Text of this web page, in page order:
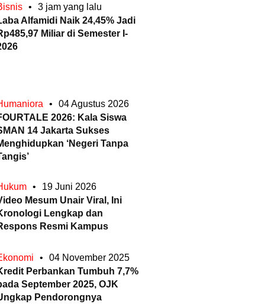
•
3 jam yang lalu
Alfamidi Naik 24,45% Jadi
Miliar di Semester I-
•
04 Agustus 2026
2026: Kala Siswa
14 Jakarta Sukses
‘Negeri Tanpa
•
19 Juni 2026
Mesum Unair Viral, Ini
Lengkap dan
Resmi Kampus
•
04 November 2025
Perbankan Tumbuh 7,7%
September 2025, OJK
Pendorongnya